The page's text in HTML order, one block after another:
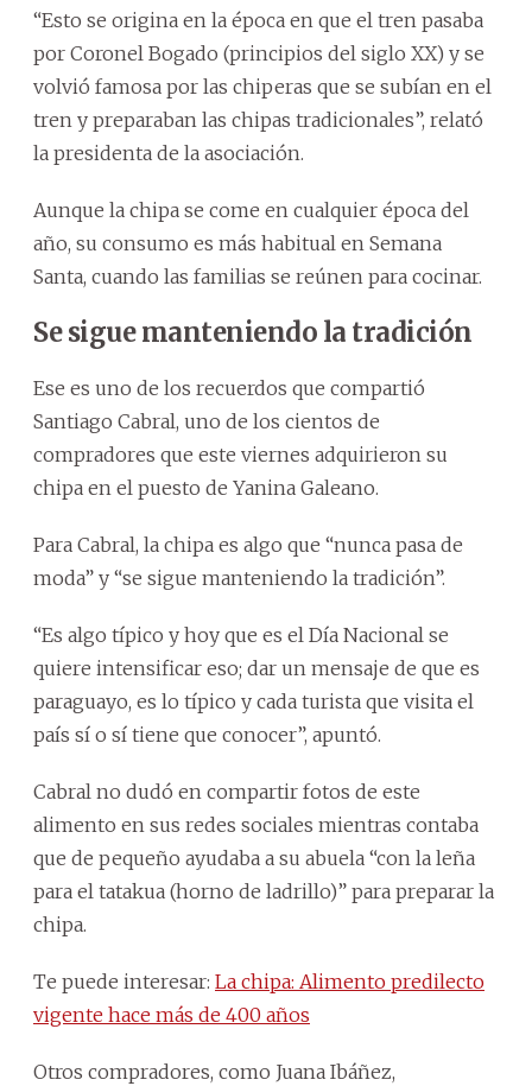
“Esto se origina en la época en que el tren pasaba
por Coronel Bogado (principios del siglo XX) y se
volvió famosa por las chiperas que se subían en el
tren y preparaban las chipas tradicionales”, relató
la presidenta de la asociación.
Aunque la chipa se come en cualquier época del
año, su consumo es más habitual en Semana
Santa, cuando las familias se reúnen para cocinar.
Se sigue manteniendo la tradición
Ese es uno de los recuerdos que compartió
Santiago Cabral, uno de los cientos de
compradores que este viernes adquirieron su
chipa en el puesto de Yanina Galeano.
Para Cabral, la chipa es algo que “nunca pasa de
moda” y “se sigue manteniendo la tradición”.
“Es algo típico y hoy que es el Día Nacional se
quiere intensificar eso; dar un mensaje de que es
paraguayo, es lo típico y cada turista que visita el
país sí o sí tiene que conocer”, apuntó.
Cabral no dudó en compartir fotos de este
alimento en sus redes sociales mientras contaba
que de pequeño ayudaba a su abuela “con la leña
para el tatakua (horno de ladrillo)” para preparar la
chipa.
Te puede interesar: La chipa: Alimento predilecto
vigente hace más de 400 años
Otros compradores, como Juana Ibáñez,